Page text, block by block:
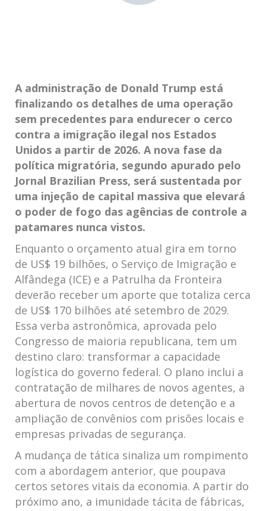
A administração de Donald Trump está
finalizando os detalhes de uma operação
sem precedentes para endurecer o cerco
contra a imigração ilegal nos Estados
Unidos a partir de 2026. A nova fase da
política migratória, segundo apurado pelo
Jornal Brazilian Press, será sustentada por
uma injeção de capital massiva que elevará
o poder de fogo das agências de controle a
patamares nunca vistos.
Enquanto o orçamento atual gira em torno
de US$ 19 bilhões, o Serviço de Imigração e
Alfândega (ICE) e a Patrulha da Fronteira
deverão receber um aporte que totaliza cerca
de US$ 170 bilhões até setembro de 2029.
Essa verba astronômica, aprovada pelo
Congresso de maioria republicana, tem um
destino claro: transformar a capacidade
logística do governo federal. O plano inclui a
contratação de milhares de novos agentes, a
abertura de novos centros de detenção e a
ampliação de convênios com prisões locais e
empresas privadas de segurança.
A mudança de tática sinaliza um rompimento
com a abordagem anterior, que poupava
certos setores vitais da economia. A partir do
próximo ano, a imunidade tácita de fábricas,